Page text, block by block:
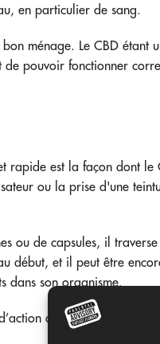
en particulier de sang.
ménage. Le CBD étant
pouvoir fonctionner
rapide est la façon dont le
ou la prise d'une
ou de capsules, il
début, et il peut être
dans son organisme.
de divers produits à